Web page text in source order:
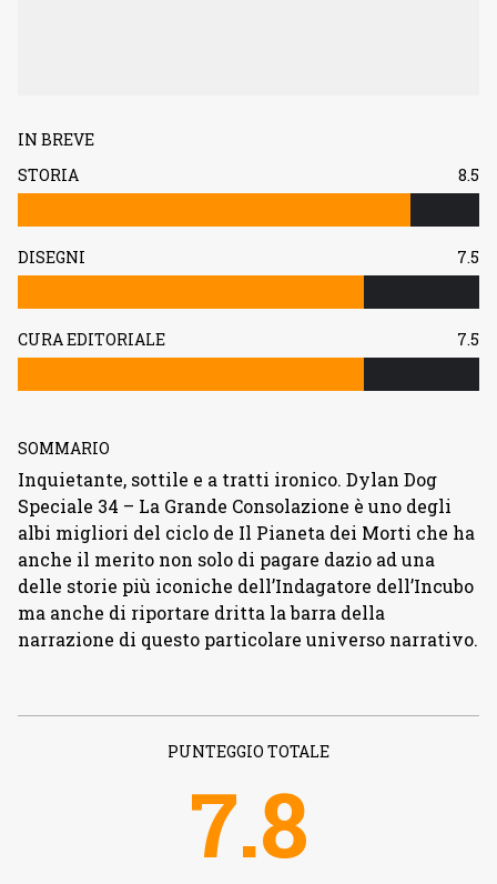
IN BREVE
STORIA
8.5
DISEGNI 7.5
CURA EDITORIALE 7.5
SOMMARIO
Inquietante, sottile e a tratti ironico. Dylan Dog
Speciale 34 – La Grande Consolazione è uno degli
albi migliori del ciclo de Il Pianeta dei Morti che ha
anche il merito non solo di pagare dazio ad una
delle storie più iconiche dell’Indagatore dell’Incubo
ma anche di riportare dritta la barra della
narrazione di questo particolare universo narrativo.
PUNTEGGIO TOTALE
7.8